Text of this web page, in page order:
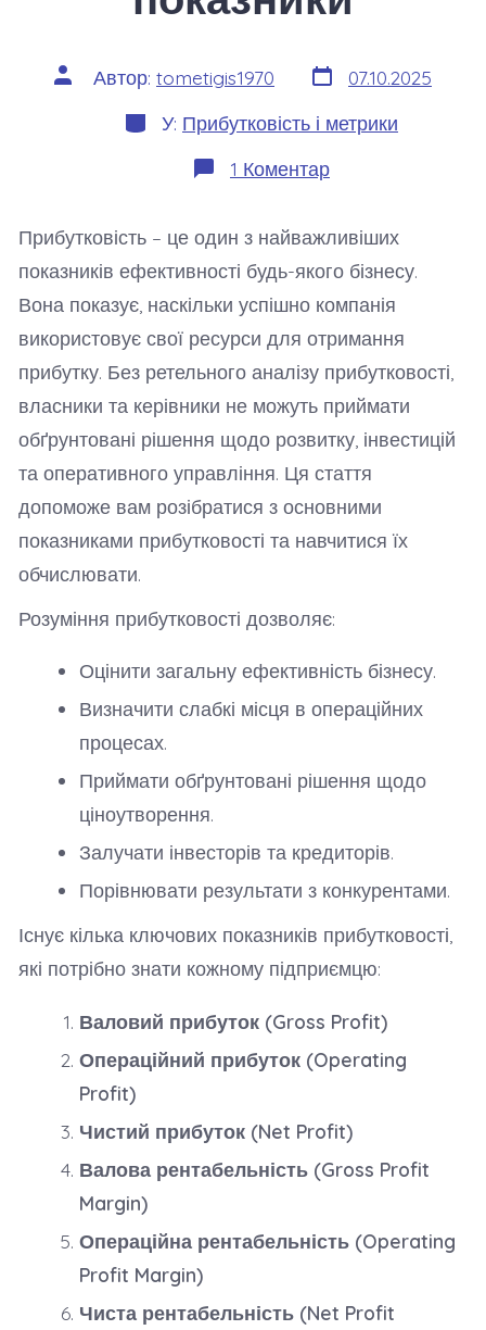
Автор
запису
Автор: tometigis1970 Дата
запису
07.10.2025
Категорії
У: Прибутковість і метрики
1 Коментардо
Прибутковість
вирахувати
ключові
показники
Прибутковість – це один з найважливіших
показників ефективності будь-якого бізнесу.
Вона показує, наскільки успішно компанія
використовує свої ресурси для отримання
прибутку. Без ретельного аналізу прибутковості,
власники та керівники не можуть приймати
обґрунтовані рішення щодо розвитку, інвестицій
та оперативного управління. Ця стаття
допоможе вам розібратися з основними
показниками прибутковості та навчитися їх
обчислювати.
Розуміння прибутковості дозволяє:
Оцінити загальну ефективність бізнесу.
Визначити слабкі місця в операційних
процесах.
Приймати обґрунтовані рішення щодо
ціноутворення.
Залучати інвесторів та кредиторів.
Порівнювати результати з конкурентами.
Існує кілька ключових показників прибутковості,
які потрібно знати кожному підприємцю:
Валовий прибуток (Gross Profit)
Операційний прибуток (Operating
Profit)
Чистий прибуток (Net Profit)
Валова рентабельність (Gross Profit
Margin)
Операційна рентабельність (Operating
Profit Margin)
Чиста рентабельність (Net Profit